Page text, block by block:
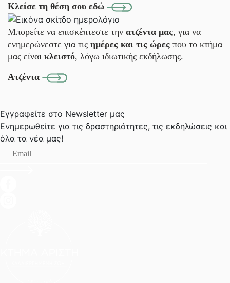
Κλείσε τη θέση σου εδώ
Μπορείτε να επισκέπτεστε την ατζέντα μας, για να
ενημερώνεστε για τις ημέρες και τις ώρες που το κτήμα
μας είναι κλειστό, λόγω ιδιωτικής εκδήλωσης.
Ατζέντα
Εγγραφείτε στο Newsletter μας
Ενημερωθείτε για τις δραστηριότητες, τις εκδηλώσεις και
όλα τα νέα μας!